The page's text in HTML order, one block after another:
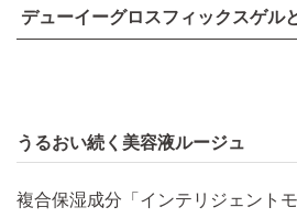
デューイーグロスフィックスゲル
うるおい続く美容液ルージュ​
複合保湿成分「インテリジェント